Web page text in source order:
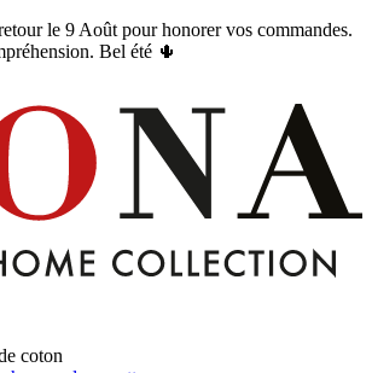
le 9 Août pour honorer vos commandes.
Bel été 🌵
coton